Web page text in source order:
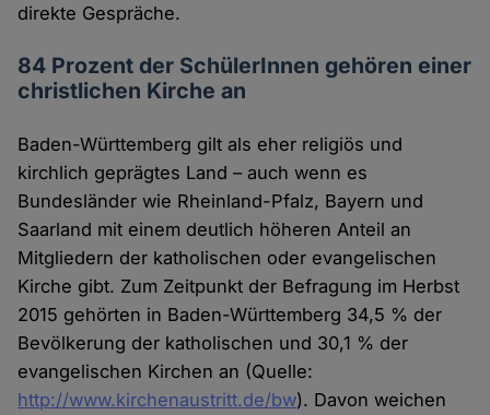
direkte Gespräche.
84 Prozent der SchülerInnen gehören einer
christlichen Kirche an
Baden-Württemberg gilt als eher religiös und
kirchlich geprägtes Land – auch wenn es
Bundesländer wie Rheinland-Pfalz, Bayern und
Saarland mit einem deutlich höheren Anteil an
Mitgliedern der katholischen oder evangelischen
Kirche gibt. Zum Zeitpunkt der Befragung im Herbst
2015 gehörten in Baden-Württemberg 34,5 % der
Bevölkerung der katholischen und 30,1 % der
evangelischen Kirchen an (Quelle:
http://www.kirchenaustritt.de/bw). Davon weichen